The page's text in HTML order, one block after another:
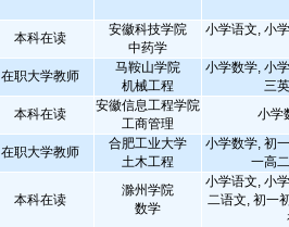
本科在读
安徽科技学院
中药学
小学语文, 小
在职大学教师
马鞍山学院
机械工程
小学数学, 小
三
本科在读
安徽信息工程学院
工商管理
小学
在职大学教师
合肥工业大学
土木工程
小学数学, 初
一高
本科在读
滁州学院
数学
小学语文, 小
二语文, 初一